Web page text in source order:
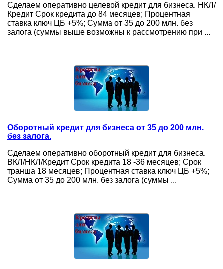
Сделаем оперативно целевой кредит для бизнеса. НКЛ/
Кредит Срок кредита до 84 месяцев; Процентная
ставка ключ ЦБ +5%; Сумма от 35 до 200 млн. без
залога (суммы выше возможны к рассмотрению при ...
Оборотный кредит для бизнеса от 35 до 200 млн.
без залога.
Сделаем оперативно оборотный кредит для бизнеса.
ВКЛ/НКЛ/Кредит Срок кредита 18 -36 месяцев; Срок
транша 18 месяцев; Процентная ставка ключ ЦБ +5%;
Сумма от 35 до 200 млн. без залога (суммы ...